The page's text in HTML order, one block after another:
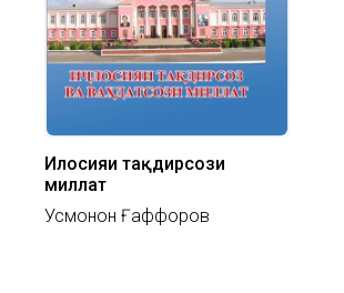
Иҷлосияи тақдирсози
миллат
Усмонҷон Ғаффоров